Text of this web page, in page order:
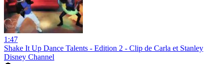
1:47
Shake It Up Dance Talents - Edition 2 - Clip de Carla et Stanley
Disney Channel